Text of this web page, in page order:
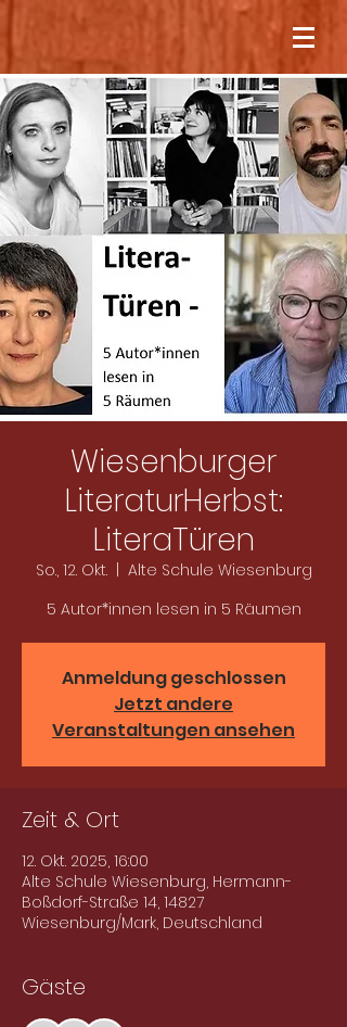
Wiesenburger
LiteraturHerbst:
LiteraTüren
So., 12. Okt.
  |
Alte Schule Wiesenburg
5 Autor*innen lesen in 5 Räumen
Anmeldung geschlossen
Jetzt andere
Veranstaltungen ansehen
Zeit & Ort
12. Okt. 2025, 16:00
Alte Schule Wiesenburg, Hermann-
Boßdorf-Straße 14, 14827
Wiesenburg/Mark, Deutschland
Gäste